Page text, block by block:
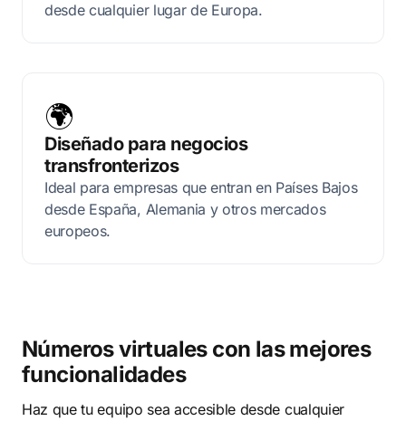
desde cualquier lugar de Europa.
🌍
Diseñado para negocios
transfronterizos
Ideal para empresas que entran en Países Bajos
desde España, Alemania y otros mercados
europeos.
Números virtuales con las mejores
funcionalidades
Haz que tu equipo sea accesible desde cualquier